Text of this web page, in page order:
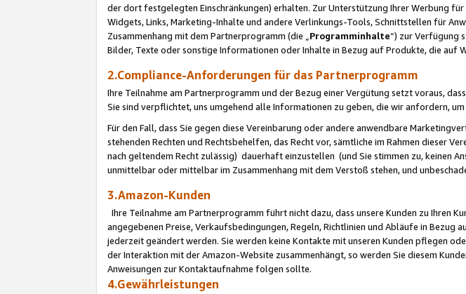
der dort festgelegten Einschränkungen) erhalten. Zur Unterstützung Ihrer Werbung
Widgets, Links, Marketing-Inhalte und andere Verlinkungs-Tools, Schnittstellen für
Zusammenhang mit dem Partnerprogramm (die „ Programminhalte“) zur Verfügung
Bilder, Texte oder sonstige Informationen oder Inhalte in Bezug auf Produkte, die auf
2.Compliance-Anforderungen für das Partnerprogramm
Ihre Teilnahme am Partnerprogramm und der Bezug einer Vergütung setzt voraus,
Sie sind verpflichtet, uns umgehend alle Informationen zu geben, die wir anfordern,
Für den Fall, dass Sie gegen diese Vereinbarung oder andere anwendbare
stehenden Rechten und Rechtsbehelfen, das Recht vor, sämtliche im Rahmen dieser
nach geltendem Recht zulässig) dauerhaft einzustellen (und Sie stimmen zu, keinen
unmittelbar oder mittelbar im Zusammenhang mit dem Verstoß stehen, und
3.Amazon-Kunden
Ihre Teilnahme am Partnerprogramm führt nicht dazu, dass unsere Kunden zu Ihren
angegebenen Preise, Verkaufsbedingungen, Regeln, Richtlinien und Abläufe in
jederzeit geändert werden. Sie werden keine Kontakte mit unseren Kunden pflegen
der Interaktion mit der Amazon-Website zusammenhängt, so werden Sie diesem
Anweisungen zur Kontaktaufnahme folgen sollte.
4.Gewährleistungen